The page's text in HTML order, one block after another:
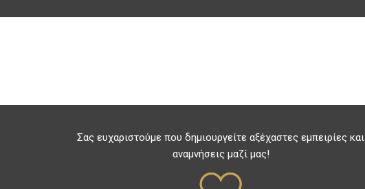
Σας ευχαριστούμε που δημιουργείτε αξέχαστες εμπειρίες και
αναμνήσεις μαζί μας!